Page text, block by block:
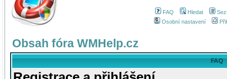
FAQ Hledat
Osobní nastavení
Obsah fóra WMHelp.cz
FAQ